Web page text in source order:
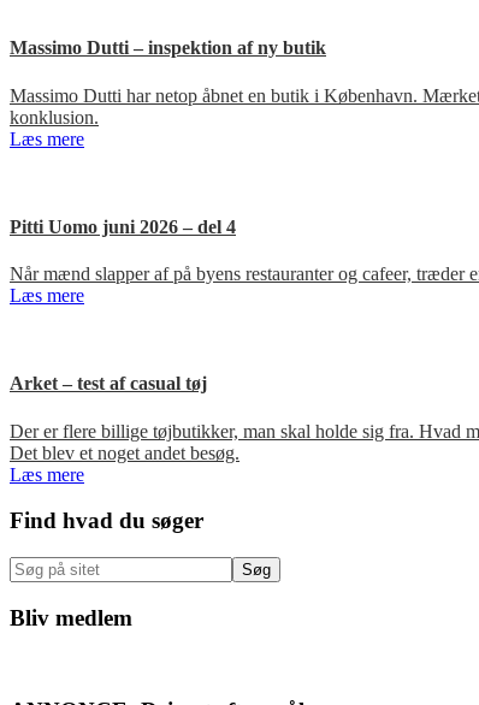
Massimo Dutti – inspektion af ny butik
Massimo Dutti har netop åbnet en butik i København.
konklusion.
Læs mere
Pitti Uomo juni 2026 – del 4
Når mænd slapper af på byens restauranter og cafeer, træder
Læs mere
Arket – test af casual tøj
Der er flere billige tøjbutikker, man skal holde sig fra. Hvad
Det blev et noget andet besøg.
Læs mere
Primær
Sidebar
Find hvad du søger
Søg
på
sitet
Bliv medlem